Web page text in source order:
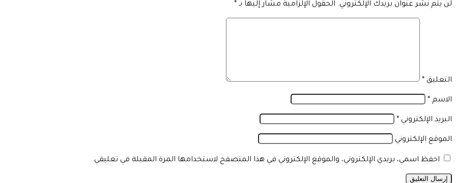
لن يتم نشر عنوان بريدك الإلكتروني. الحقول الإلزامية مشار إليها بـ *
التعليق *
الاسم *
البريد الإلكتروني *
الموقع الإلكتروني
احفظ اسمي، بريدي الإلكتروني، والموقع الإلكتروني في هذا المتصفح لاستخدامها المرة المقبلة في تعليقي.